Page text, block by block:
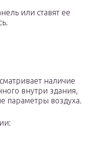
или ставят ее
наличие
внутри здания,
параметры воздуха.